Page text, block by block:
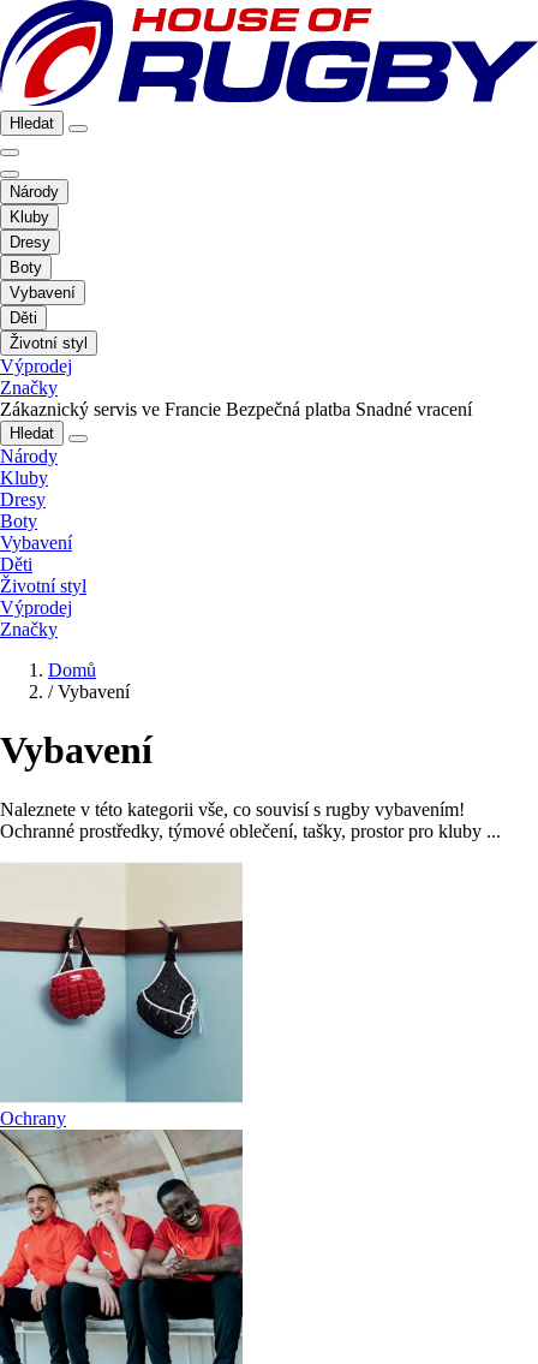
Hledat
Národy
Kluby
Dresy
Boty
Vybavení
Děti
Životní styl
Výprodej
Značky
Zákaznický servis ve Francie Bezpečná platba Snadné vracení
Hledat
Národy
Kluby
Dresy
Boty
Vybavení
Děti
Životní styl
Výprodej
Značky
Domů
/ Vybavení
Vybavení
Naleznete v této kategorii vše, co souvisí s rugby vybavením!
Ochranné prostředky, týmové oblečení, tašky, prostor pro kluby ...
Ochrany